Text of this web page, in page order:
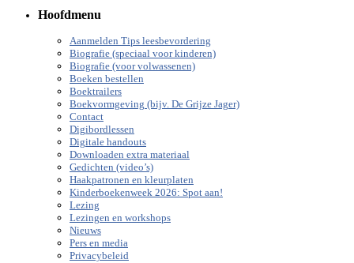
Hoofdmenu
Aanmelden Tips leesbevordering
Biografie (speciaal voor kinderen)
Biografie (voor volwassenen)
Boeken bestellen
Boektrailers
Boekvormgeving (bijv. De Grijze Jager)
Contact
Digibordlessen
Digitale handouts
Downloaden extra materiaal
Gedichten (video’s)
Haakpatronen en kleurplaten
Kinderboekenweek 2026: Spot aan!
Lezing
Lezingen en workshops
Nieuws
Pers en media
Privacybeleid